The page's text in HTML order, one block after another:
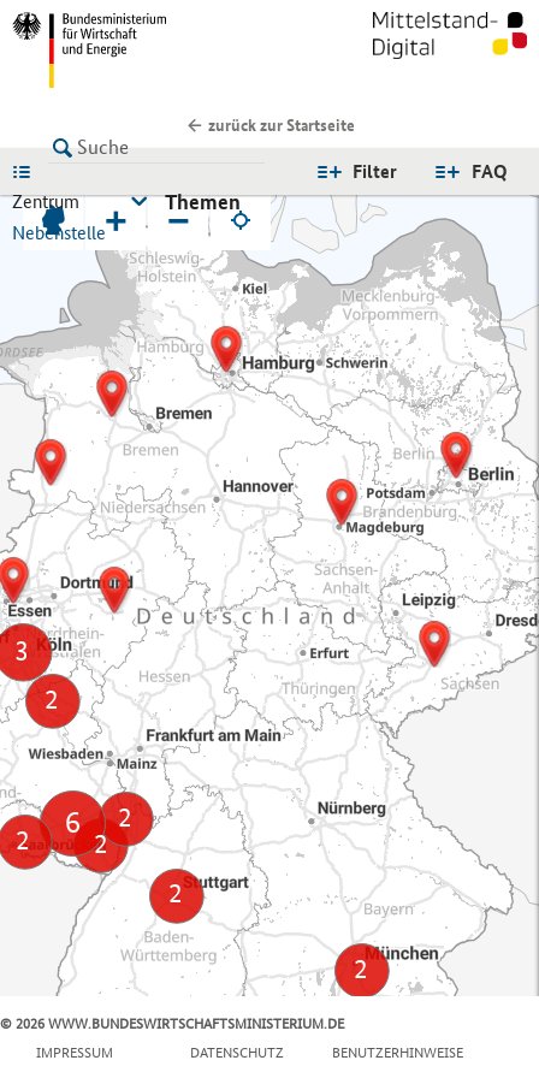
zurück zur Startseite
FAQ
Filter
Zentrum
Nebenstelle
Themen
+ −
© 2026 WWW.BUNDESWIRTSCHAFTSMINISTERIUM.DE
IMPRESSUM
DATENSCHUTZ BENUTZERHINWEISE